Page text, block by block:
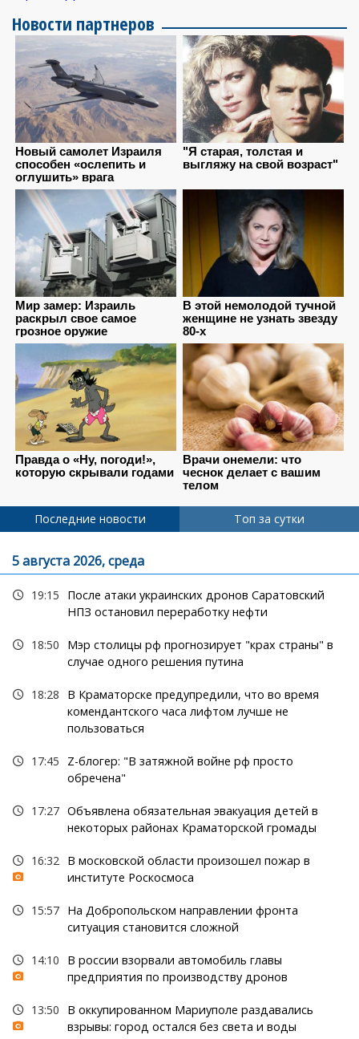
Новости партнеров
Последние новости Топ за сутки
5 августа 2026, среда
19:15
После атаки украинских дронов Саратовский
НПЗ остановил переработку нефти
18:50
Мэр столицы рф прогнозирует "крах страны" в
случае одного решения путина
18:28
В Краматорске предупредили, что во время
комендантского часа лифтом лучше не
пользоваться
17:45
Z-блогер: "В затяжной войне рф просто
обречена"
17:27 Объявлена обязательная эвакуация детей в
некоторых районах Краматорской громады
16:32 В московской области произошел пожар в
институте Роскосмоса
15:57 На Добропольском направлении фронта
ситуация становится сложной
14:10
В россии взорвали автомобиль главы
предприятия по производству дронов
13:50
В оккупированном Мариуполе раздавались
взрывы: город остался без света и воды